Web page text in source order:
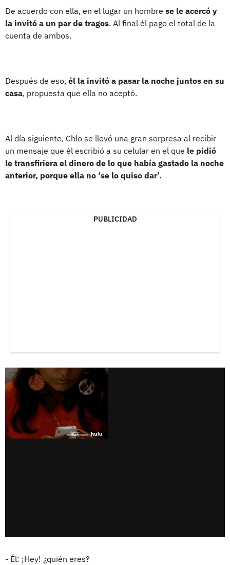
De acuerdo con ella, en el lugar un hombre se le acercó y
la invitó a un par de tragos. Al final él pago el total de la
cuenta de ambos.
Después de eso, él la invitó a pasar la noche juntos en su
casa, propuesta que ella no aceptó.
Al día siguiente, Chlo se llevó una gran sorpresa al recibir
un mensaje que él escribió a su celular en el que le pidió
le transfiriera el dinero de lo que había gastado la noche
anterior, porque ella no ‘se lo quiso dar’.
PUBLICIDAD
- Él: ¡Hey! ¿quién eres?